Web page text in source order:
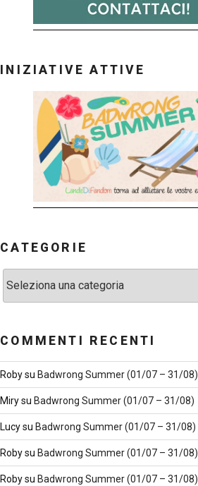
INIZIATIVE ATTIVE
CATEGORIE
COMMENTI RECENTI
Robysu Badwrong Summer (01/07 – 31/08)
Mirysu Badwrong Summer (01/07 – 31/08)
Lucysu Badwrong Summer (01/07 – 31/08)
Robysu Badwrong Summer (01/07 – 31/08)
Robysu Badwrong Summer (01/07 – 31/08)